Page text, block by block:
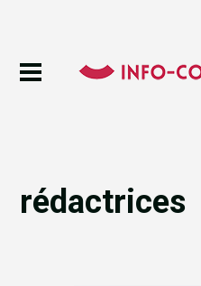
rédactrices